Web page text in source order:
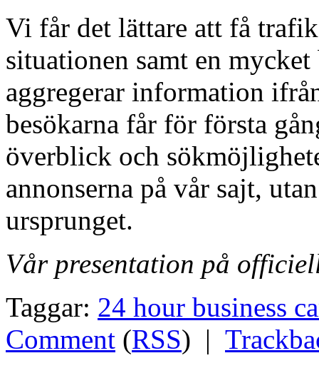
Vi får det lättare att få
situationen samt en
aggregerar information
besökarna får för första
överblick och
annonserna på vår sajt,
ursprunget.
Vår presentation på
Taggar: 24 hour business
Comment (RSS) |